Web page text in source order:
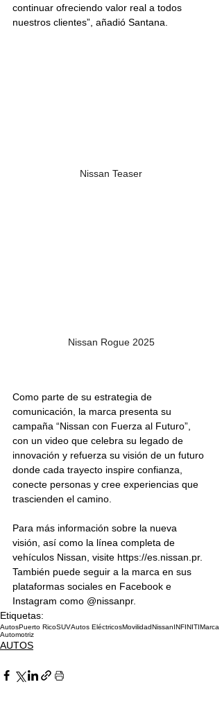
continuar ofreciendo valor real a todos
nuestros clientes”, añadió Santana.
Nissan Teaser
Nissan Rogue 2025
Como parte de su estrategia de
comunicación, la marca presenta su
campaña “Nissan con Fuerza al Futuro”,
con un video que celebra su legado de
innovación y refuerza su visión de un futuro
donde cada trayecto inspire confianza,
conecte personas y cree experiencias que
trascienden el camino.
Para más información sobre la nueva
visión, así como la línea completa de
vehículos Nissan, visite https://es.nissan.pr.
También puede seguir a la marca en sus
plataformas sociales en Facebook e
Instagram como @nissanpr.
Etiquetas:
AutosPuerto RicoSUVAutos EléctricosMovilidadNissanINFINITIMarca
Automotriz
AUTOS